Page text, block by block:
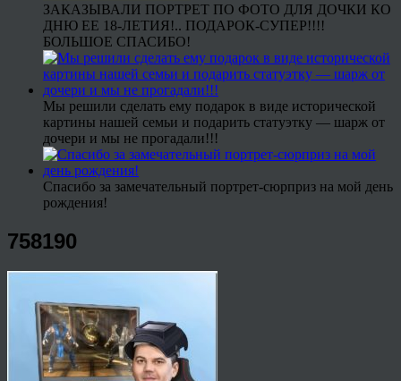
ЗАКАЗЫВАЛИ ПОРТРЕТ ПО ФОТО ДЛЯ ДОЧКИ КО
ДНЮ ЕЕ 18-ЛЕТИЯ!.. ПОДАРОК-СУПЕР!!!!
БОЛЬШОЕ СПАСИБО!
Мы решили сделать ему подарок в виде исторической
картины нашей семьи и подарить статуэтку — шарж от
дочери и мы не прогадали!!!
Спасибо за замечательный портрет-сюрприз на мой день
рождения!
758190